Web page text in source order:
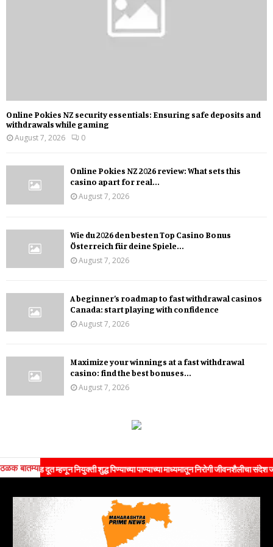
Online Pokies NZ security essentials: Ensuring safe deposits and
withdrawals while gaming
August 7, 2026
0
Online Pokies NZ 2026 review: What sets this
casino apart for real...
August 7, 2026
Wie du 2026 den besten Top Casino Bonus
Österreich für deine Spiele...
August 7, 2026
A beginner’s roadmap to fast withdrawal casinos
Canada: start playing with confidence
August 7, 2026
Maximize your winnings at a fast withdrawal
casino: find the best bonuses...
August 7, 2026
ठळक बातम्या
दूत म्हणून नियुक्ती शुद्ध पिण्याच्या पाण्याच्या माध्यमातून निरोगी जीवनशैलीचा संदेश जनतेपर्यंत